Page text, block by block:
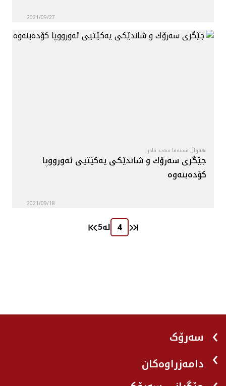
2021/09/27
هەواڵ مستەفا سەید قادر
جێگری سه‌رۆك و شاندێكی یه‌كێتیی ئه‌ورووپا
كۆده‌بنه‌وه‌
2021/09/18
لە5
سەرۆک
دامەزراوەکان